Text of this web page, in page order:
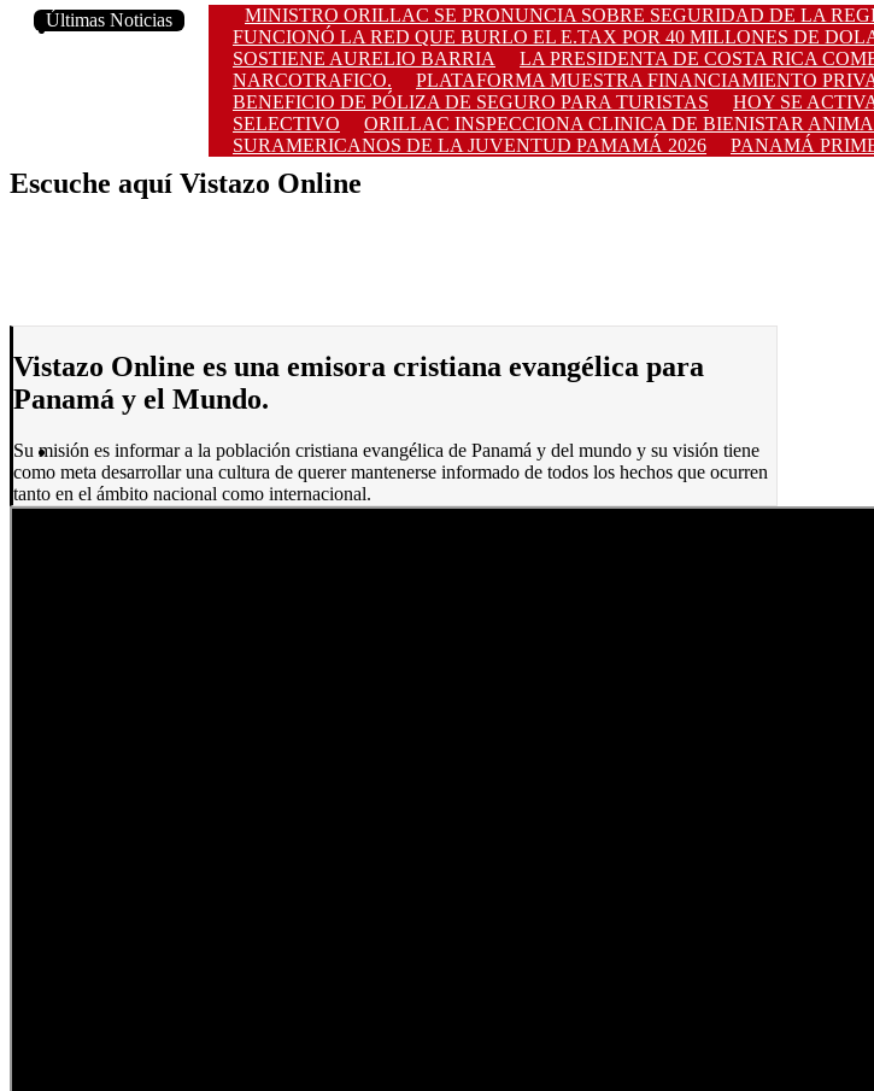
Últimas Noticias
MINISTRO ORILLAC SE PRONUNCIA SOBRE SEGURIDAD DE LA
FUNCIONÓ LA RED QUE BURLO EL E.TAX POR 40 MILLONES DE
SOSTIENE AURELIO BARRIA
LA PRESIDENTA DE COSTA RICA
NARCOTRAFICO.
PLATAFORMA MUESTRA FINANCIAMIENTO
BENEFICIO DE PÓLIZA DE SEGURO PARA TURISTAS
HOY SE
SELECTIVO
ORILLAC INSPECCIONA CLINICA DE BIENISTAR
SURAMERICANOS DE LA JUVENTUD PAMAMÁ 2026
PANAMÁ
Escuche aquí Vistazo Online
Vistazo Online es una emisora cristiana evangélica para
Panamá y el Mundo.
Su misión es informar a la población cristiana evangélica de Panamá y del mundo y su visión tiene
como meta desarrollar una cultura de querer mantenerse informado de todos los hechos que ocurren
tanto en el ámbito nacional como internacional.